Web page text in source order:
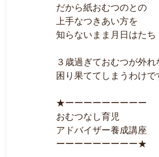
だから紙おむつのとの
上手なつきあい方を
知らないまま月日はたち
３歳過ぎておむつが外れ
困り果ててしまうわけで
★ーーーーーーーーー
おむつなし育児
アドバイザー養成講座
ーーーーーーーーー★